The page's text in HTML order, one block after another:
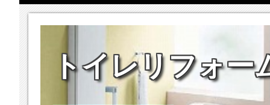
トイレリフォー